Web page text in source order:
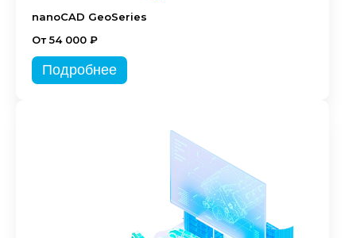
nanoCAD GeoSeries
От 54 000 ₽
Подробнее